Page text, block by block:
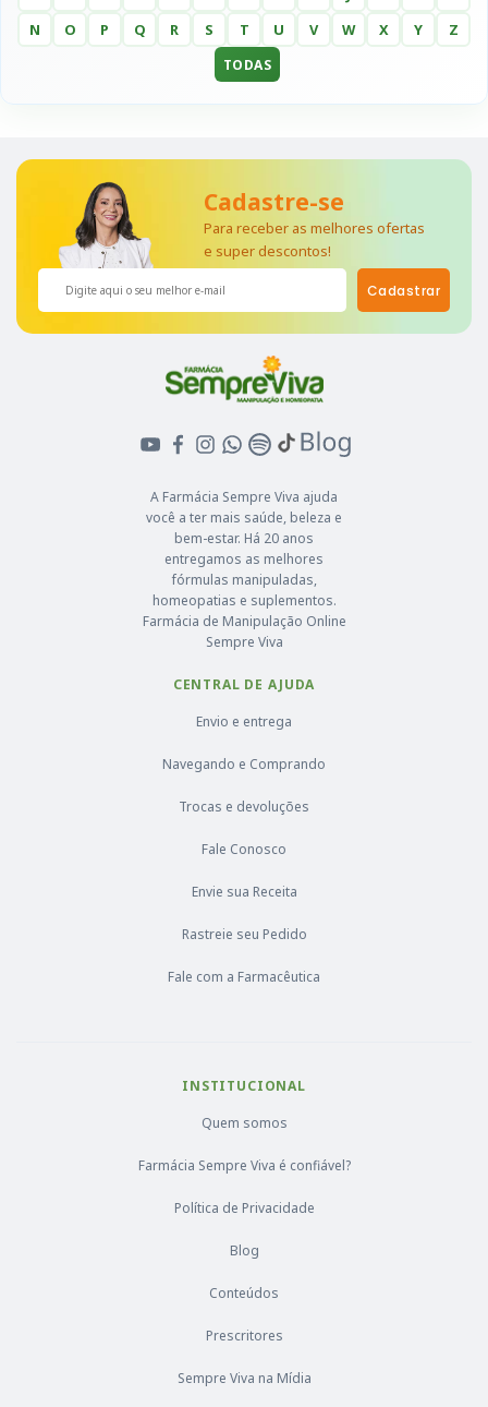
N
O P Q R S T U V W X Y Z
TODAS
A Farmácia Sempre Viva ajuda
você a ter mais saúde, beleza e
bem-estar. Há 20 anos
entregamos as melhores
fórmulas manipuladas,
homeopatias e suplementos.
Farmácia de Manipulação Online
Sempre Viva
CENTRAL DE AJUDA
Envio e entrega
Navegando e Comprando
Trocas e devoluções
Fale Conosco
Envie sua Receita
Rastreie seu Pedido
Fale com a Farmacêutica
INSTITUCIONAL
Quem somos
Farmácia Sempre Viva é confiável?
Política de Privacidade
Blog
Conteúdos
Prescritores
Sempre Viva na Mídia
Cadastre-se
Para receber as melhores ofertas
e super descontos!
Cadastrar